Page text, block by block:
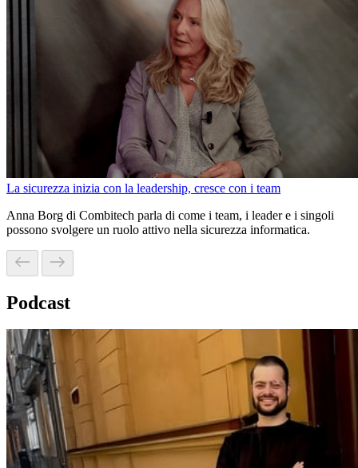
La sicurezza inizia con la leadership, cresce con i team
Anna Borg di Combitech parla di come i team, i leader e i singoli
possono svolgere un ruolo attivo nella sicurezza informatica.
Podcast